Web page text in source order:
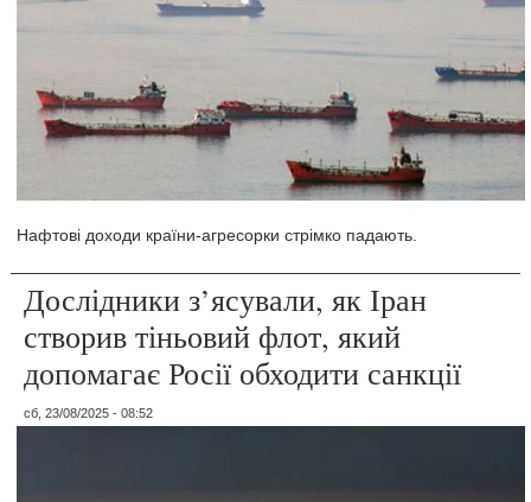
Нафтові доходи країни-агресорки стрімко падають.
Дослідники з’ясували, як Іран
створив тіньовий флот, який
допомагає Росії обходити санкції
сб, 23/08/2025 - 08:52